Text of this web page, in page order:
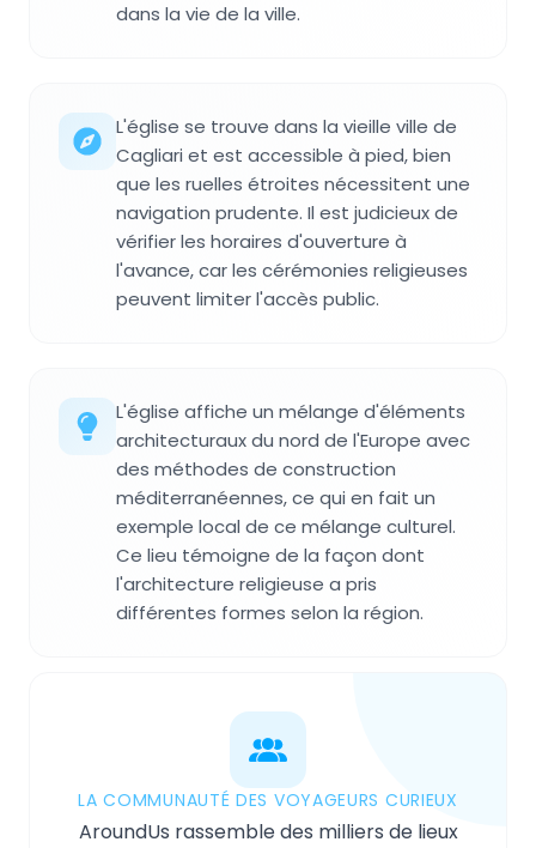
dans la vie de la ville.
L'église se trouve dans la vieille ville de
Cagliari et est accessible à pied, bien
que les ruelles étroites nécessitent une
navigation prudente. Il est judicieux de
vérifier les horaires d'ouverture à
l'avance, car les cérémonies religieuses
peuvent limiter l'accès public.
L'église affiche un mélange d'éléments
architecturaux du nord de l'Europe avec
des méthodes de construction
méditerranéennes, ce qui en fait un
exemple local de ce mélange culturel.
Ce lieu témoigne de la façon dont
l'architecture religieuse a pris
différentes formes selon la région.
LA COMMUNAUTÉ DES VOYAGEURS CURIEUX
AroundUs rassemble des milliers de lieux